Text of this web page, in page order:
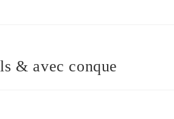
& avec conque